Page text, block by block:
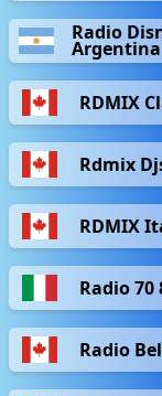
Radio
Argentina
RDMIX
Rdmix
RDMIX
Radio 70
Radio